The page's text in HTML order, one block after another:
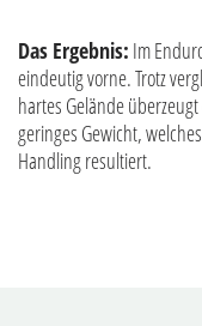
Das Ergebnis: Im
eindeutig vorne. Trotz
hartes Gelände
geringes Gewicht,
Handling resultiert.